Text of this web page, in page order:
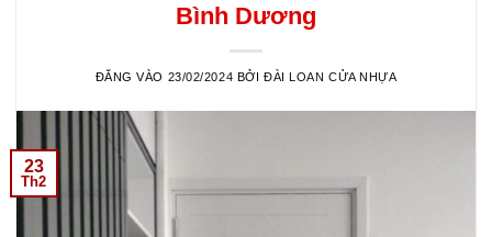
Bình Dương
ĐĂNG VÀO 23/02/2024 BỞI ĐÀI LOAN CỬA NHỰA
23
Th2